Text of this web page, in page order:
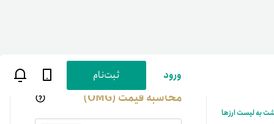
ورود ثبت‌نام
به لیست ارزها
محاسبه قیمت (OMG)